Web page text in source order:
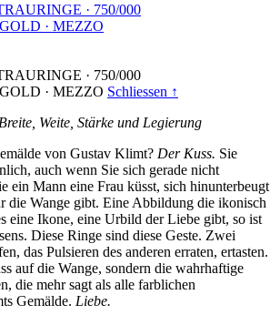
· 750/000
· MEZZO
· 750/000
· MEZZO Schliessen ↑
Weite, Stärke und Legierung
von Gustav Klimt? Der Kuss. Sie
auch wenn Sie sich gerade nicht
ein Mann eine Frau küsst, sich hinunterbeugt
die Wange gibt. Eine Abbildung die ikonisch
eine Ikone, eine Urbild der Liebe gibt, so ist
Diese Ringe sind diese Geste. Zwei
das Pulsieren des anderen erraten, ertasten.
auf die Wange, sondern die wahrhaftige
die mehr sagt als alle farblichen
Gemälde. Liebe.